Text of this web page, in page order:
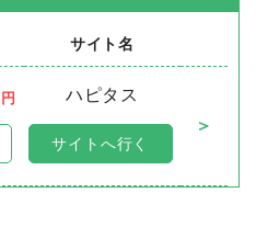
サイト名
円
ハピタス
＞
サイトへ行く